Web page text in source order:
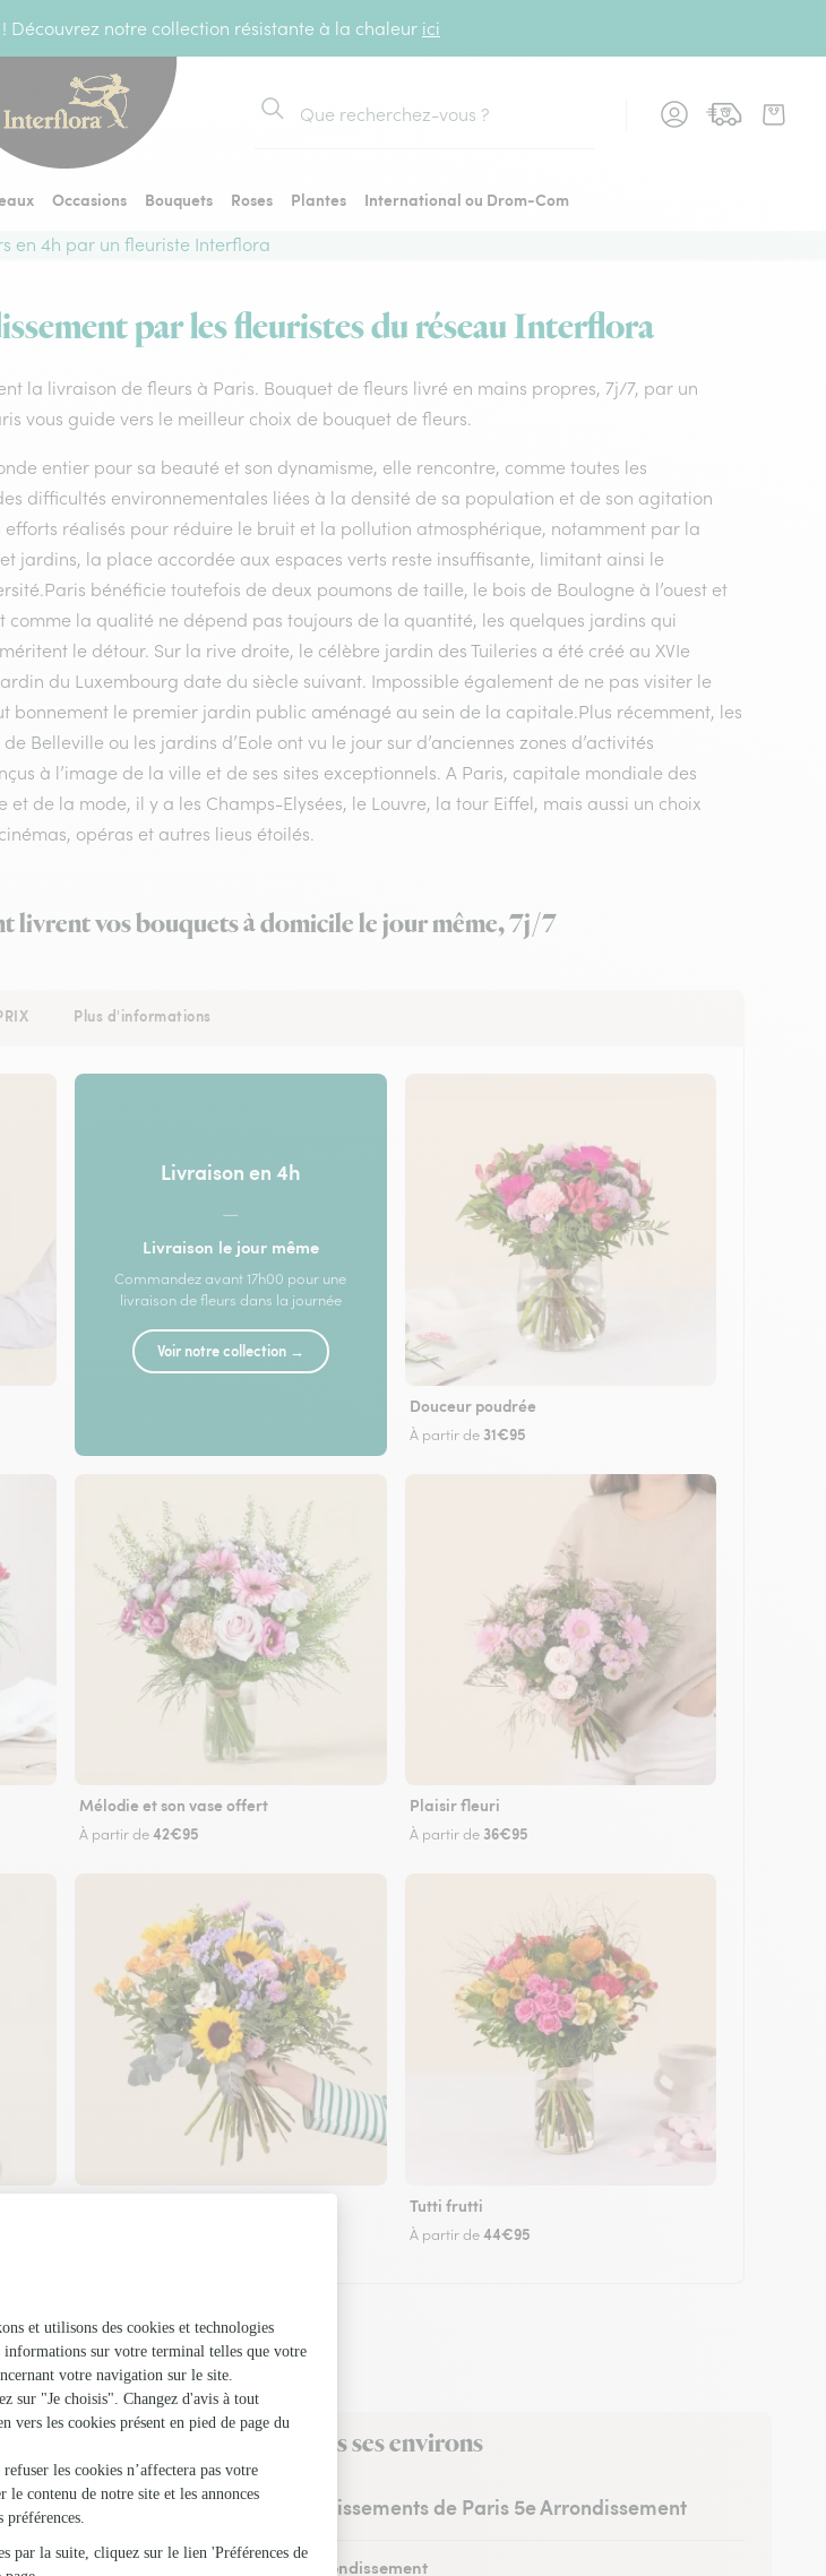
Découvrez notre collection résistante à la chaleur ici
Rechercher
Occasions Bouquets Roses Plantes
International ou Drom-Com
en 4h par un fleuriste Interflora
par les fleuristes du réseau Interflora
la livraison de fleurs à Paris. Bouquet de fleurs livré en mains propres, 7j/7, par un
vous guide vers le meilleur choix de bouquet de fleurs.
entier pour sa beauté et son dynamisme, elle rencontre, comme toutes les
difficultés environnementales liées à la densité de sa population et de son agitation
réalisés pour réduire le bruit et la pollution atmosphérique, notamment par la
jardins, la place accordée aux espaces verts reste insuffisante, limitant ainsi le
bénéficie toutefois de deux poumons de taille, le bois de Boulogne à l’ouest et
comme la qualité ne dépend pas toujours de la quantité, les quelques jardins qui
le détour. Sur la rive droite, le célèbre jardin des Tuileries a été créé au XVIe
du Luxembourg date du siècle suivant. Impossible également de ne pas visiter le
bonnement le premier jardin public aménagé au sein de la capitale.Plus récemment, les
Belleville ou les jardins d’Eole ont vu le jour sur d’anciennes zones d’activités
à l’image de la ville et de ses sites exceptionnels. A Paris, capitale mondiale des
et de la mode, il y a les Champs-Elysées, le Louvre, la tour Eiffel, mais aussi un choix
opéras et autres lieus étoilés.
livrent vos bouquets à domicile le jour même, 7j/7
Plus d'informations
Livraison en 4h
—
Livraison le jour même
Commandez avant 17h00 pour une
livraison de fleurs dans la journée
Voir notre collection →
Douceur poudrée
À partir de 31€95
Mélodie et son vase offert
À partir de42€95
Plaisir fleuri
À partir de 36€95
Tutti frutti
À partir de44€95
livrer des fleurs
5e Arrondissement et dans ses environs
Arrondissements de Paris 5e Arrondissement
Paris 1er Arrondissement